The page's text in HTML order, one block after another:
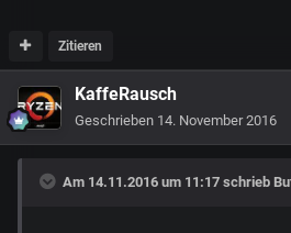
Zitieren
KaffeRausch
Geschrieben 14. November 2016
Am 14.11.2016 um 11:17 schrieb